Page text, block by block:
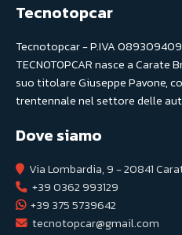
Tecnotopcar
Tecnotopcar - P.IVA
TECNOTOPCAR nasce a Carate
suo titolare Giuseppe Pavone,
trentennale nel settore delle
Dove siamo
Via Lombardia, 9 - 20841
+39 0362 993129
+39 375 5739642
tecnotopcar@gmail.com